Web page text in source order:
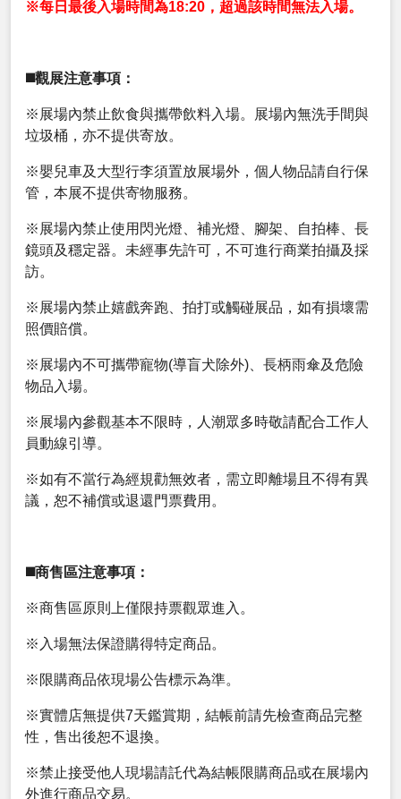
※每日最後入場時間為18:20，超過該時間無法入場。
◼️觀展注意事項：
※展場內禁止飲食與攜帶飲料入場。展場內無洗手間與
垃圾桶，亦不提供寄放。
※嬰兒車及大型行李須置放展場外，個人物品請自行保
管，本展不提供寄物服務。
※展場內禁止使用閃光燈、補光燈、腳架、自拍棒、長
鏡頭及穩定器。未經事先許可，不可進行商業拍攝及採
訪。
※展場內禁止嬉戲奔跑、拍打或觸碰展品，如有損壞需
照價賠償。
※展場內不可攜帶寵物(導盲犬除外)、長柄雨傘及危險
物品入場。
※展場內參觀基本不限時，人潮眾多時敬請配合工作人
員動線引導。
※如有不當行為經規勸無效者，需立即離場且不得有異
議，恕不補償或退還門票費用。
◼️商售區注意事項：
※商售區原則上僅限持票觀眾進入。
※入場無法保證購得特定商品。
※限購商品依現場公告標示為準。
※實體店無提供7天鑑賞期，結帳前請先檢查商品完整
性，售出後恕不退換。
※禁止接受他人現場請託代為結帳限購商品或在展場內
外進行商品交易。